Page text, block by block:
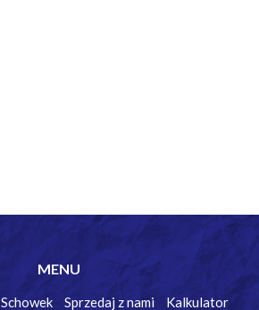
MENU
Schowek Sprzedaj z nami
Kalkulator